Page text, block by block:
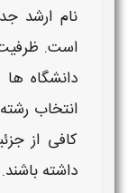
نامارشد
است.
دانشگاه ها
انتخاب
کافی از
داشته باشند.